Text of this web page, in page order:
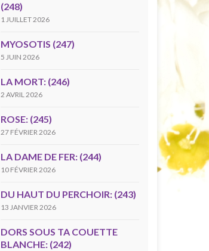
(248)
1 JUILLET 2026
MYOSOTIS (247)
5 JUIN 2026
LA MORT: (246)
2 AVRIL 2026
ROSE: (245)
27 FÉVRIER 2026
LA DAME DE FER: (244)
10 FÉVRIER 2026
DU HAUT DU PERCHOIR: (243)
13 JANVIER 2026
DORS SOUS TA COUETTE
BLANCHE: (242)